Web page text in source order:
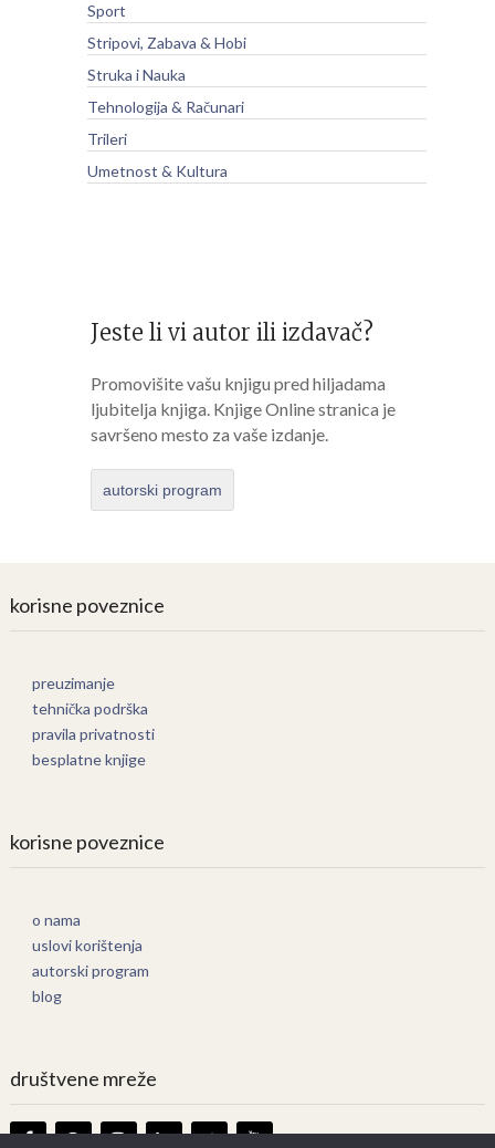
Sport
Stripovi, Zabava & Hobi
Struka i Nauka
Tehnologija & Računari
Trileri
Umetnost & Kultura
Jeste li vi autor ili izdavač?
Promovišite vašu knjigu pred hiljadama
ljubitelja knjiga. Knjige Online stranica je
savršeno mesto za vaše izdanje.
autorski program
korisne poveznice
preuzimanje
tehnička podrška
pravila privatnosti
besplatne knjige
korisne poveznice
o nama
uslovi korištenja
autorski program
blog
društvene mreže